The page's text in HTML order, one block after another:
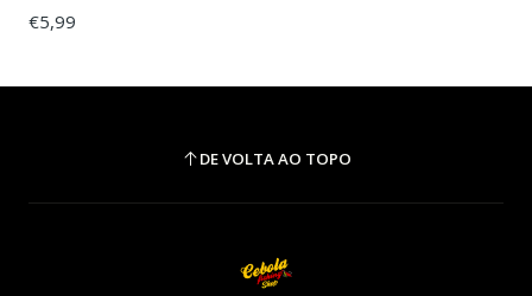
€5,99
DE VOLTA AO TOPO